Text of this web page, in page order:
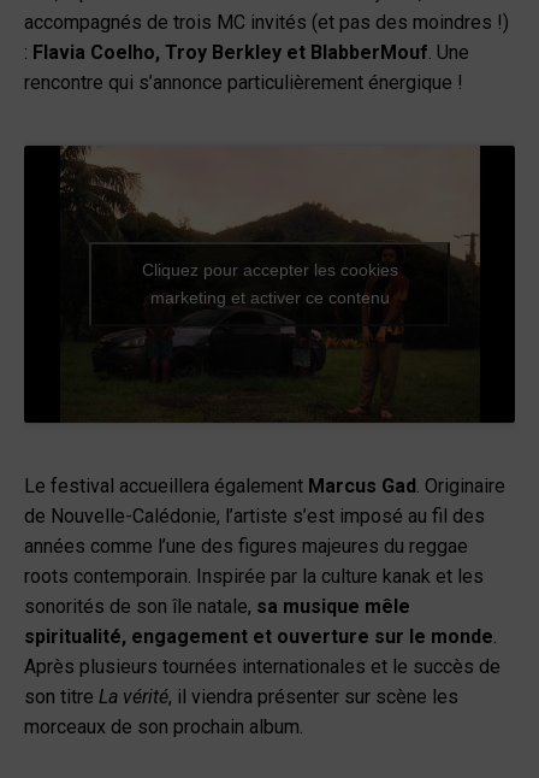
accompagnés de trois MC invités (et pas des moindres !)
: Flavia Coelho, Troy Berkley et BlabberMouf. Une
rencontre qui s’annonce particulièrement énergique !
Cliquez pour accepter les cookies
marketing et activer ce contenu
Le festival accueillera également Marcus Gad. Originaire
de Nouvelle-Calédonie, l’artiste s’est imposé au fil des
années comme l’une des figures majeures du reggae
roots contemporain. Inspirée par la culture kanak et les
sonorités de son île natale, sa musique mêle
spiritualité, engagement et ouverture sur le monde.
Après plusieurs tournées internationales et le succès de
son titre La vérité, il viendra présenter sur scène les
morceaux de son prochain album.